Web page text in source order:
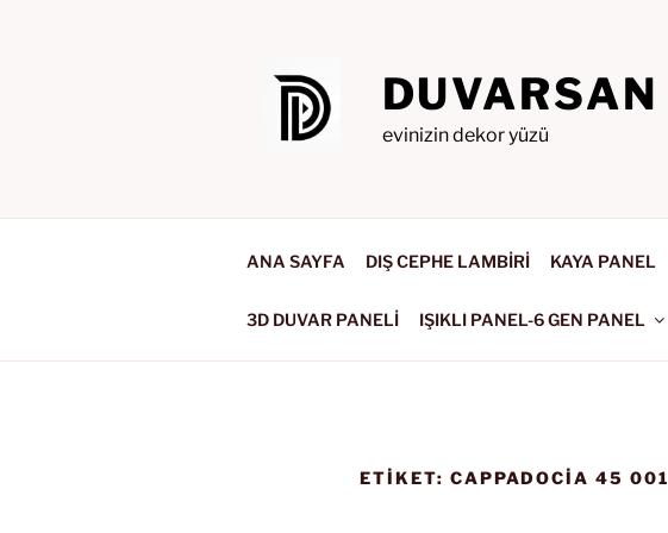
DUVARSAN
evinizin dekor yüzü
ANA SAYFA DIŞ CEPHE LAMBİRİ KAYA PANEL
3D DUVAR PANELİ IŞIKLI PANEL-6 GEN PANEL
ETIKET: CAPPADOCIA 45 001